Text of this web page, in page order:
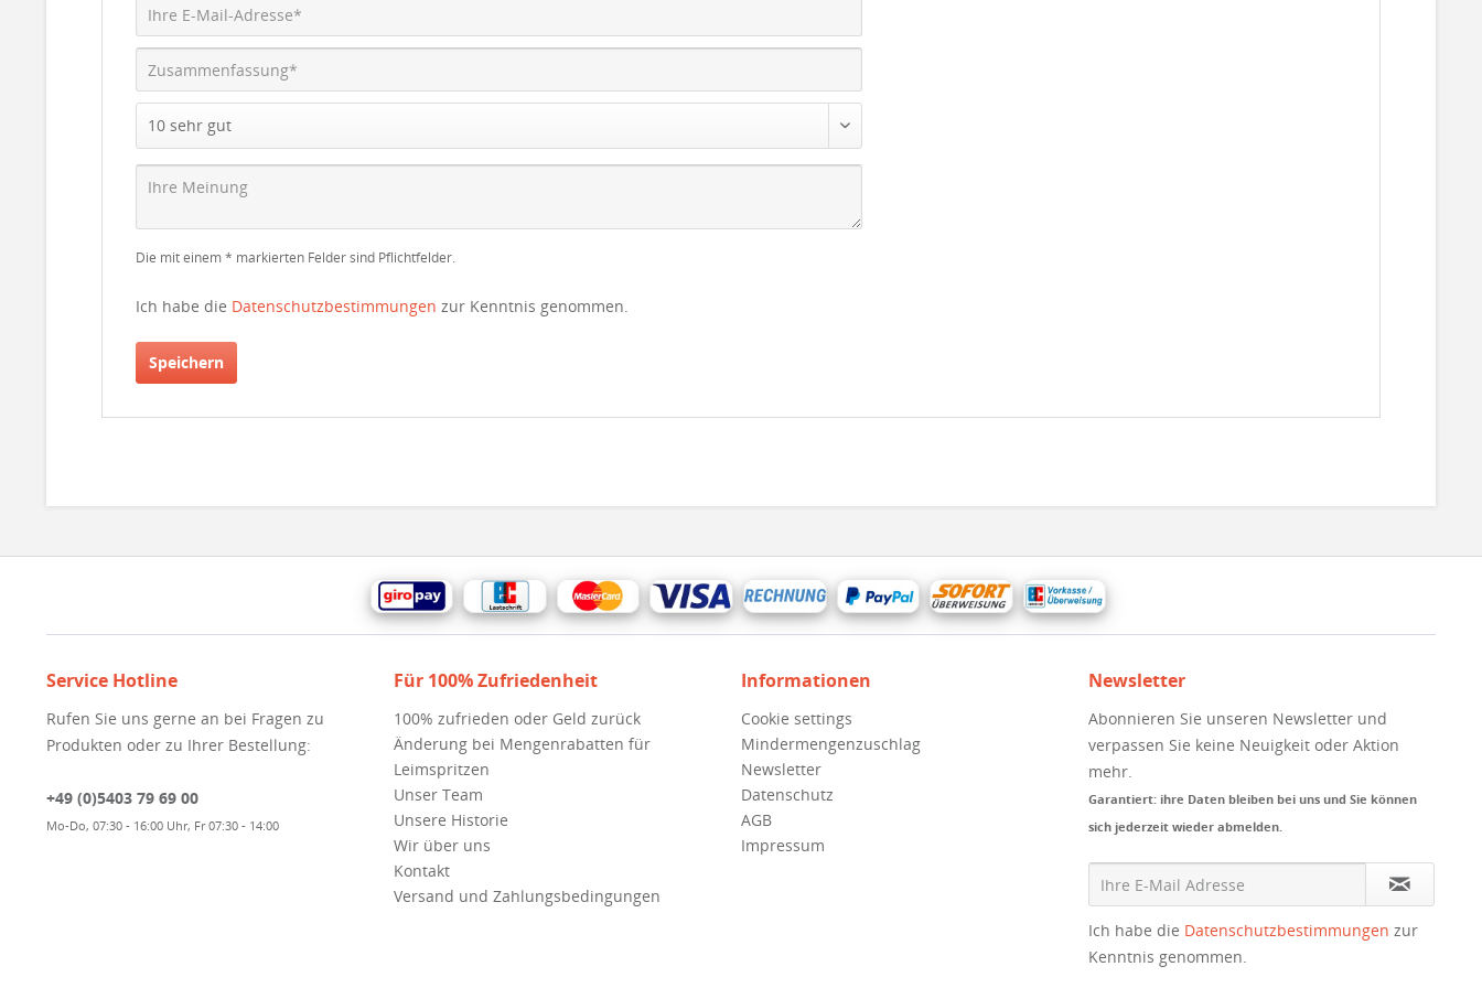
Die mit einem * markierten Felder sind Pflichtfelder.
Ich habe die Datenschutzbestimmungen zur Kenntnis genommen.
Speichern
Service Hotline
Rufen Sie uns gerne an bei Fragen zu
Produkten oder zu Ihrer Bestellung:
+49 (0)5403 79 69 00
Mo-Do, 07:30 - 16:00 Uhr, Fr 07:30 - 14:00
Für 100% Zufriedenheit
100% zufrieden oder Geld zurück
Änderung bei Mengenrabatten für
Leimspritzen
Unser Team
Unsere Historie
Wir über uns
Kontakt
Versand und Zahlungsbedingungen
Informationen
Cookie settings
Mindermengenzuschlag
Newsletter
Datenschutz
AGB
Impressum
Newsletter
Abonnieren Sie unseren Newsletter und
verpassen Sie keine Neuigkeit oder Aktion
mehr.
Garantiert: ihre Daten bleiben bei uns und Sie können
sich jederzeit wieder abmelden.
Ich habe die Datenschutzbestimmungen zur
Kenntnis genommen.